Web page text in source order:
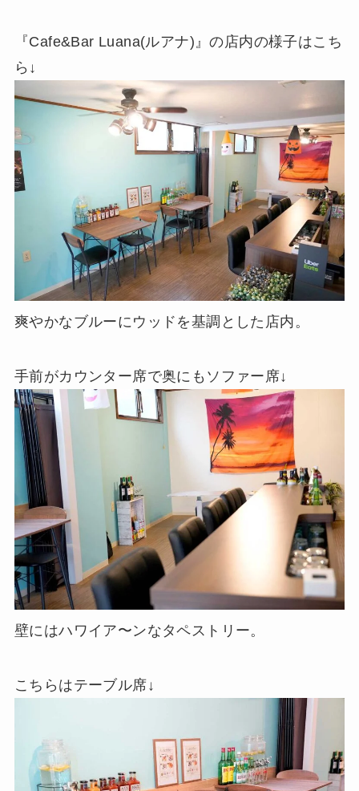
『Cafe&Bar Luana(ルアナ)』の店内の様子はこち
ら↓
爽やかなブルーにウッドを基調とした店内。
手前がカウンター席で奥にもソファー席↓
壁にはハワイア〜ンなタペストリー。
こちらはテーブル席↓